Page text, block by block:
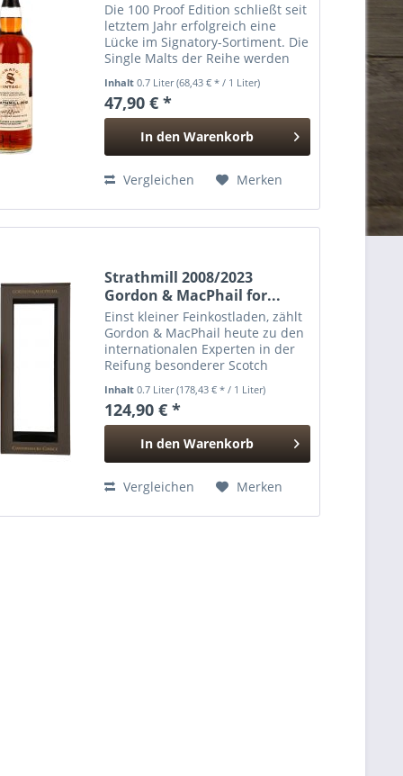
Die 100 Proof Edition schließt seit
letztem Jahr erfolgreich eine
Lücke im Signatory-Sortiment. Die
Single Malts der Reihe werden
Mindestgehalt, ab dem mit
Alkohol getränktes Schießpulver
entzündet werden...
Inhalt0.7 Liter(68,43 € * / 1 Liter)
47,90 € *
In den Warenkorb
Hinzugefügt
Vergleichen Merken
Strathmill 2008/2023
Gordon & MacPhail for...
Einst kleiner Feinkostladen, zählt
Gordon & MacPhail heute zu den
internationalen Experten in der
Reifung besonderer Scotch
bleiben die ausgewählten
Destillate renommierter
schottischer Brennereien in
Inhalt0.7 Liter(178,43 € * / 1 Liter)
124,90 € *
In den Warenkorb
Hinzugefügt
Vergleichen Merken